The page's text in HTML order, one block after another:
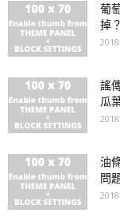
葡
掉
謠
瓜
油
問